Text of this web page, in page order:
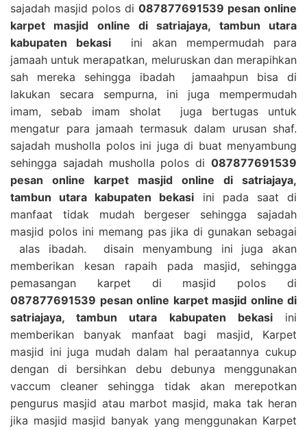
sajadah masjid polos di 087877691539 pesan online
karpet masjid online di satriajaya, tambun utara
kabupaten bekasi ini akan mempermudah para
jamaah untuk merapatkan, meluruskan dan merapihkan
sah mereka sehingga ibadah jamaahpun bisa di
lakukan secara sempurna, ini juga mempermudah
imam, sebab imam sholat juga bertugas untuk
mengatur para jamaah termasuk dalam urusan shaf.
sajadah musholla polos ini juga di buat menyambung
sehingga sajadah musholla polos di 087877691539
pesan online karpet masjid online di satriajaya,
tambun utara kabupaten bekasi ini pada saat di
manfaat tidak mudah bergeser sehingga sajadah
masjid polos ini memang pas jika di gunakan sebagai
alas ibadah. disain menyambung ini juga akan
memberikan kesan rapaih pada masjid, sehingga
pemasangan karpet di masjid polos di
087877691539 pesan online karpet masjid online di
satriajaya, tambun utara kabupaten bekasiini
memberikan banyak manfaat bagi masjid, Karpet
masjid ini juga mudah dalam hal peraatannya cukup
dengan di bersihkan debu debunya menggunakan
vaccum cleaner sehingga tidak akan merepotkan
pengurus masjid atau marbot masjid, maka tak heran
jika masjid masjid banyak yang menggunakan Karpet